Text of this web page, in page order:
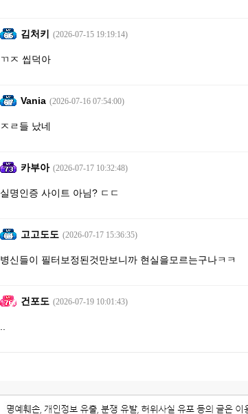
김처키 (2026-07-15 19:19:14)
ㄲㅈ 씹덕아
Vania (2026-07-16 07:54:00)
ㅈㄹ들 났네
카부아 (2026-07-17 10:32:48)
실명인증 사이트 아님? ㄷㄷ
고고도도 (2026-07-17 15:36:35)
병신들이 필터보정된것만보니까 현실을모르는구나ㅋㅋ
건포도 (2026-07-19 10:01:43)